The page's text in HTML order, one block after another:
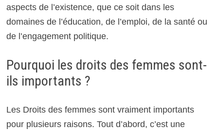
aspects de l’existence, que ce soit dans les
domaines de l’éducation, de l’emploi, de la santé ou
de l’engagement politique.
Pourquoi les droits des femmes sont-
ils importants ?
Les Droits des femmes sont vraiment importants
pour plusieurs raisons. Tout d’abord, c’est une